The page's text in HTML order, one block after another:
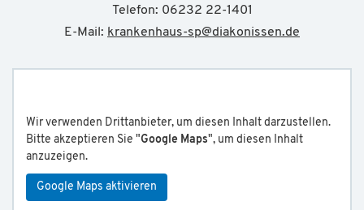
Telefon: 06232 22-1401
E-Mail: krankenhaus-sp@diakonissen.de
Wir verwenden Drittanbieter, um diesen Inhalt darzustellen.
Bitte akzeptieren Sie "Google Maps", um diesen Inhalt
anzuzeigen.
Google Maps aktivieren